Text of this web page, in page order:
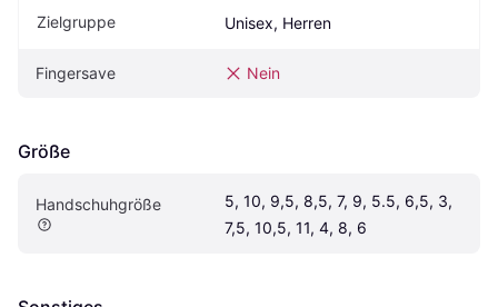
Zielgruppe Unisex, Herren
Fingersave Nein
Größe
Handschuhgröße
5, 10, 9,5, 8,5, 7, 9, 5.5, 6,5, 3,
7,5, 10,5, 11, 4, 8, 6